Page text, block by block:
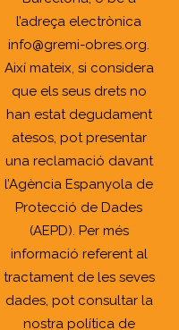
l’adreça electrònica
info@gremi-obres.org.
Així mateix, si considera
que els seus drets no
han estat degudament
atesos, pot presentar
una reclamació davant
l’Agència Espanyola de
Protecció de Dades
(AEPD). Per més
informació referent al
tractament de les seves
dades, pot consultar la
nostra política de